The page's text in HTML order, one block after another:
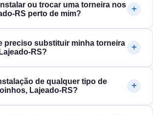
ou trocar uma torneira nos
perto de mim?
preciso substituir minha torneira
de qualquer tipo de
Lajeado‑RS?